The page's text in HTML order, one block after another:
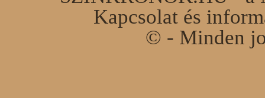
Kapcsolat és
© - Minden